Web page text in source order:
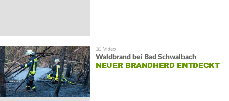
Waldbrand bei Bad Schwalbach
NEUER BRANDHERD ENTDECKT